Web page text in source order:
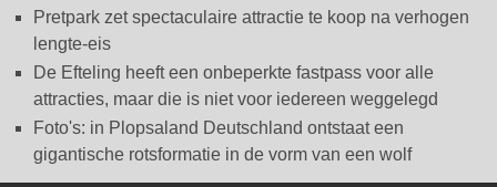
Pretpark zet spectaculaire attractie te koop na verhogen
lengte-eis
De Efteling heeft een onbeperkte fastpass voor alle
attracties, maar die is niet voor iedereen weggelegd
Foto's: in Plopsaland Deutschland ontstaat een
gigantische rotsformatie in de vorm van een wolf